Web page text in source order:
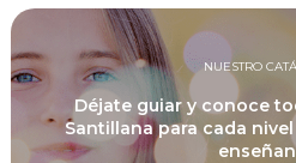
NUESTRO
Déjate guiar y conoce
Santillana para cada